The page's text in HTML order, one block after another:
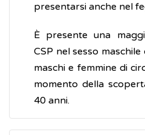
presentarsi anche nel
È presente una
CSP nel sesso
maschi e femmine di
momento della
40 anni.